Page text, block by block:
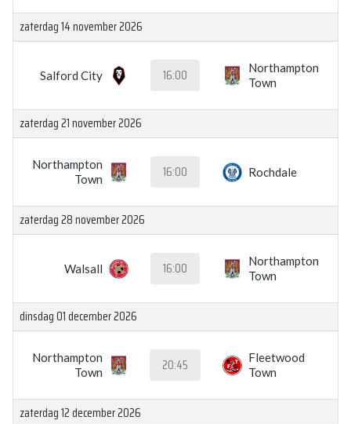
zaterdag 14 november 2026
Salford City 16:00
Northampton
Town
zaterdag 21 november 2026
Northampton
Town
16:00 Rochdale
zaterdag 28 november 2026
Walsall 16:00
Northampton
Town
dinsdag 01 december 2026
Northampton
Town
20:45
Fleetwood
Town
zaterdag 12 december 2026